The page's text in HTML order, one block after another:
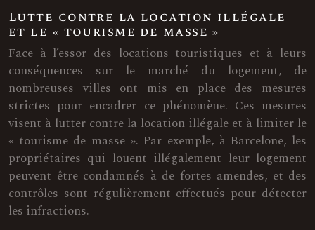
Lutte contre la location illégale
et le « tourisme de masse »
Face à l’essor des locations touristiques et à leurs
conséquences sur le marché du logement, de
nombreuses villes ont mis en place des mesures
strictes pour encadrer ce phénomène. Ces mesures
visent à lutter contre la location illégale et à limiter le
« tourisme de masse ». Par exemple, à Barcelone, les
propriétaires qui louent illégalement leur logement
peuvent être condamnés à de fortes amendes, et des
contrôles sont régulièrement effectués pour détecter
les infractions.